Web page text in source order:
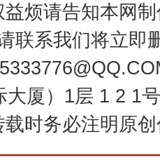
烦请告知本网
联系我们将立即
大厦）1层 1 2 1
载时务必注明原
" "炒